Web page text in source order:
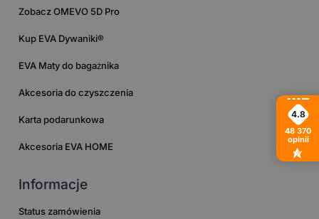
Zobacz OMEVO 5D Pro
Kup EVA Dywaniki®
EVA Maty do bagażnika
Akcesoria do czyszczenia
Karta podarunkowa
Akcesoria EVA HOME
Informacje
Status zamówienia
4.8
48 370
opinii